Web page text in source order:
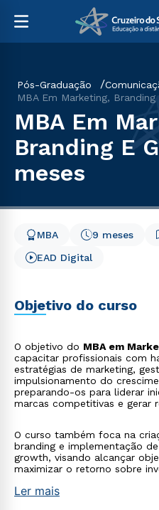
Pós-Graduação
MBA Em Marketing,
MBA Em
Branding E
meses
9 meses
MBA
EAD Digital
Objetivo do curso
O objetivo do MBA em
capacitar profissionais com
estratégias de marketing,
impulsionamento do
preparando-os para liderar
marcas competitivas e gerar
O curso também foca na
branding e implementação
growth, visando alcançar
maximizar o retorno sobre
Ler mais